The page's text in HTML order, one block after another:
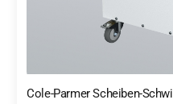
Cole-Parmer Scheiben-